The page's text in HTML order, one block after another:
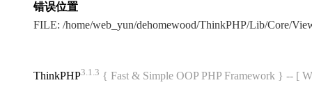
错误位置
FILE: /home/web_yun/dehomewood/ThinkPHP/Lib/Core/
ThinkPHP3.1.3 { Fast & Simple OOP PHP Framework } -- [